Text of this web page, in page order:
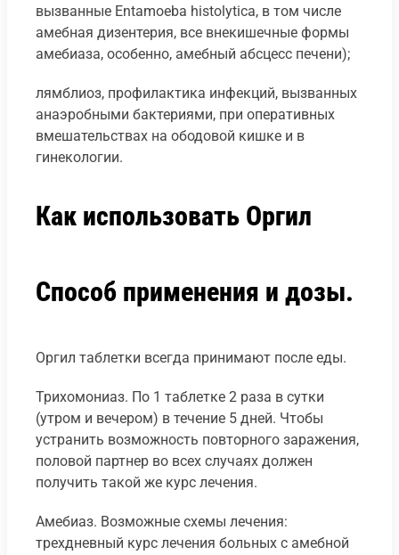
вызванные Entamoeba histolytica, в том числе
амебная дизентерия, все внекишечные формы
амебиаза, особенно, амебный абсцесс печени);
лямблиоз, профилактика инфекций, вызванных
анаэробными бактериями, при оперативных
вмешательствах на ободовой кишке и в
гинекологии.
Как использовать Оргил
Способ применения и дозы.
Оргил таблетки всегда принимают после еды.
Трихомониаз. По 1 таблетке 2 раза в сутки
(утром и вечером) в течение 5 дней. Чтобы
устранить возможность повторного заражения,
половой партнер во всех случаях должен
получить такой же курс лечения.
Амебиаз. Возможные схемы лечения:
трехдневный курс лечения больных с амебной